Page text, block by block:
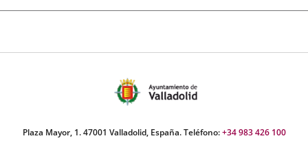
Plaza Mayor, 1. 47001 Valladolid, España. Teléfono:+34 983 426 100